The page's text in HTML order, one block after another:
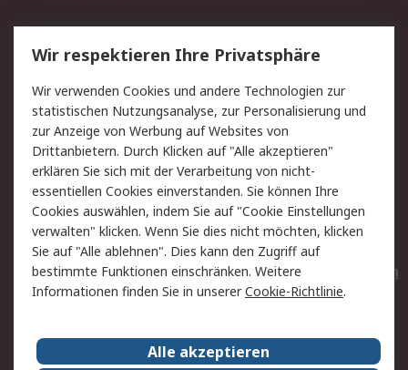
Service
Value Added Services
Lieferlösungen
Rücksendungen
Kontakt
Hilfe
Privatkunden
Rechtliches
AGB
Datenschutz
Cookie-Richtlinie
Zahlungsbedingungen
Copyright/Impressum
Entsorgung
Elektrogeräte/Batterien
RS weltweit
Wir respektieren Ihre Privatsphäre
Wir verwenden Cookies und andere Technologien zur
statistischen Nutzungsanalyse, zur Personalisierung und
zur Anzeige von Werbung auf Websites von
Drittanbietern. Durch Klicken auf "Alle akzeptieren"
erklären Sie sich mit der Verarbeitung von nicht-
essentiellen Cookies einverstanden. Sie können Ihre
Cookies auswählen, indem Sie auf "Cookie Einstellungen
verwalten" klicken. Wenn Sie dies nicht möchten, klicken
Sie auf "Alle ablehnen". Dies kann den Zugriff auf
bestimmte Funktionen einschränken. Weitere
Informationen finden Sie in unsererCookie-Richtlinie.
Alle akzeptieren